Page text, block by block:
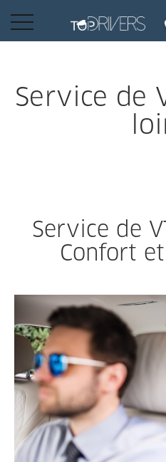
INSCRIPTION CLIENT
Conduire
Termes et Conditions
Mentions légales
Privacy
Basculer
Service de
Service de
Confort